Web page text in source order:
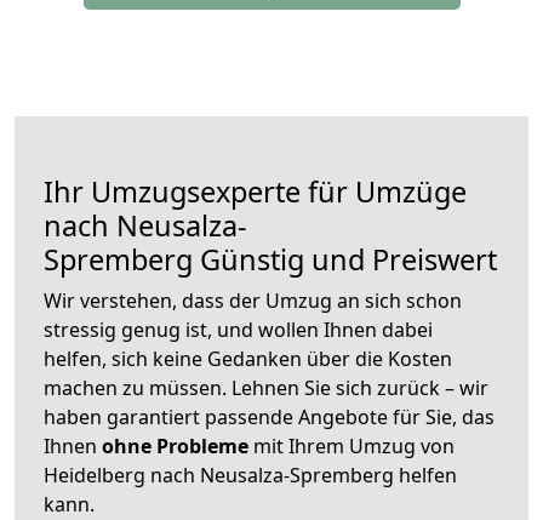
Ihr Umzugsexperte für Umzüge
nach Neusalza-
Spremberg Günstig und Preiswert
Wir verstehen, dass der Umzug an sich schon
stressig genug ist, und wollen Ihnen dabei
helfen, sich keine Gedanken über die Kosten
machen zu müssen. Lehnen Sie sich zurück – wir
haben garantiert passende Angebote für Sie, das
Ihnen ohne Probleme mit Ihrem Umzug von
Heidelberg nach Neusalza-Spremberg helfen
kann.